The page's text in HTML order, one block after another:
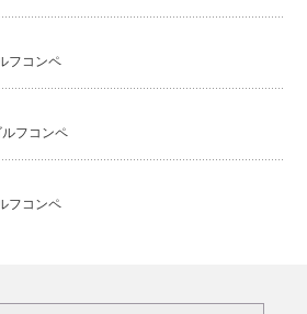
フコンペ
フコンペ
フコンペ